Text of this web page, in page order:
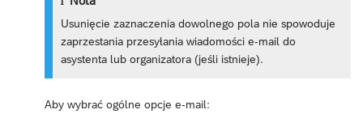
Usunięcie zaznaczenia dowolnego pola nie spowoduje
zaprzestania przesyłania wiadomości e-mail do
asystenta lub organizatora (jeśli istnieje).
Aby wybrać ogólne opcje e-mail: